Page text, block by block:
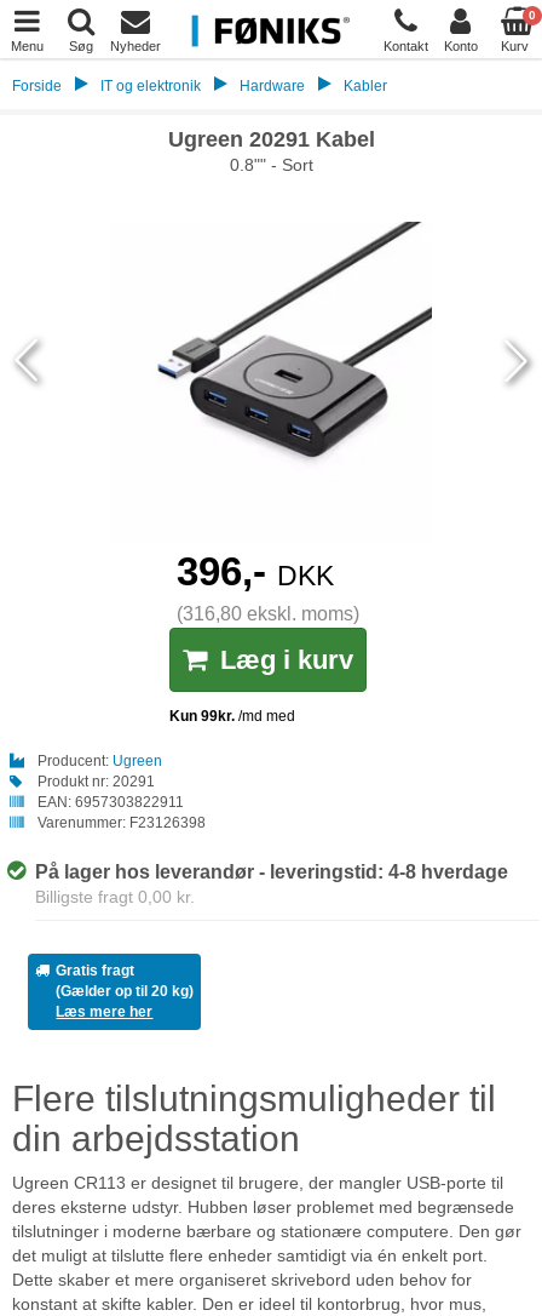
Menu Søg Nyheder Kontakt Konto
0
Kurv
Forside IT og elektronik Hardware Kabler
Ugreen 20291 Kabel
0.8"" - Sort
396,- DKK
(316,80 ekskl. moms)
Læg i kurv
Producent: Ugreen
Produkt nr: 20291
EAN: 6957303822911
Varenummer: F23126398
På lager hos leverandør - leveringstid: 4-8 hverdage
Billigste fragt 0,00 kr.
Gratis fragt
(Gælder op til 20 kg)
Læs mere her
Flere tilslutningsmuligheder til
din arbejdsstation
Ugreen CR113 er designet til brugere, der mangler USB-porte til
deres eksterne udstyr. Hubben løser problemet med begrænsede
tilslutninger i moderne bærbare og stationære computere. Den gør
det muligt at tilslutte flere enheder samtidigt via én enkelt port.
Dette skaber et mere organiseret skrivebord uden behov for
konstant at skifte kabler. Den er ideel til kontorbrug, hvor mus,